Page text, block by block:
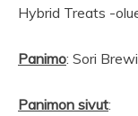
Hybrid Treats -
Panimo: Sori
Panimon sivut: